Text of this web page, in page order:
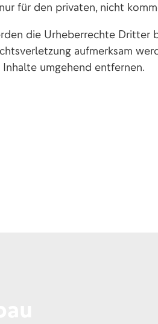
für den privaten, nicht
die Urheberrechte Dritter
aufmerksam
umgehend entfernen.